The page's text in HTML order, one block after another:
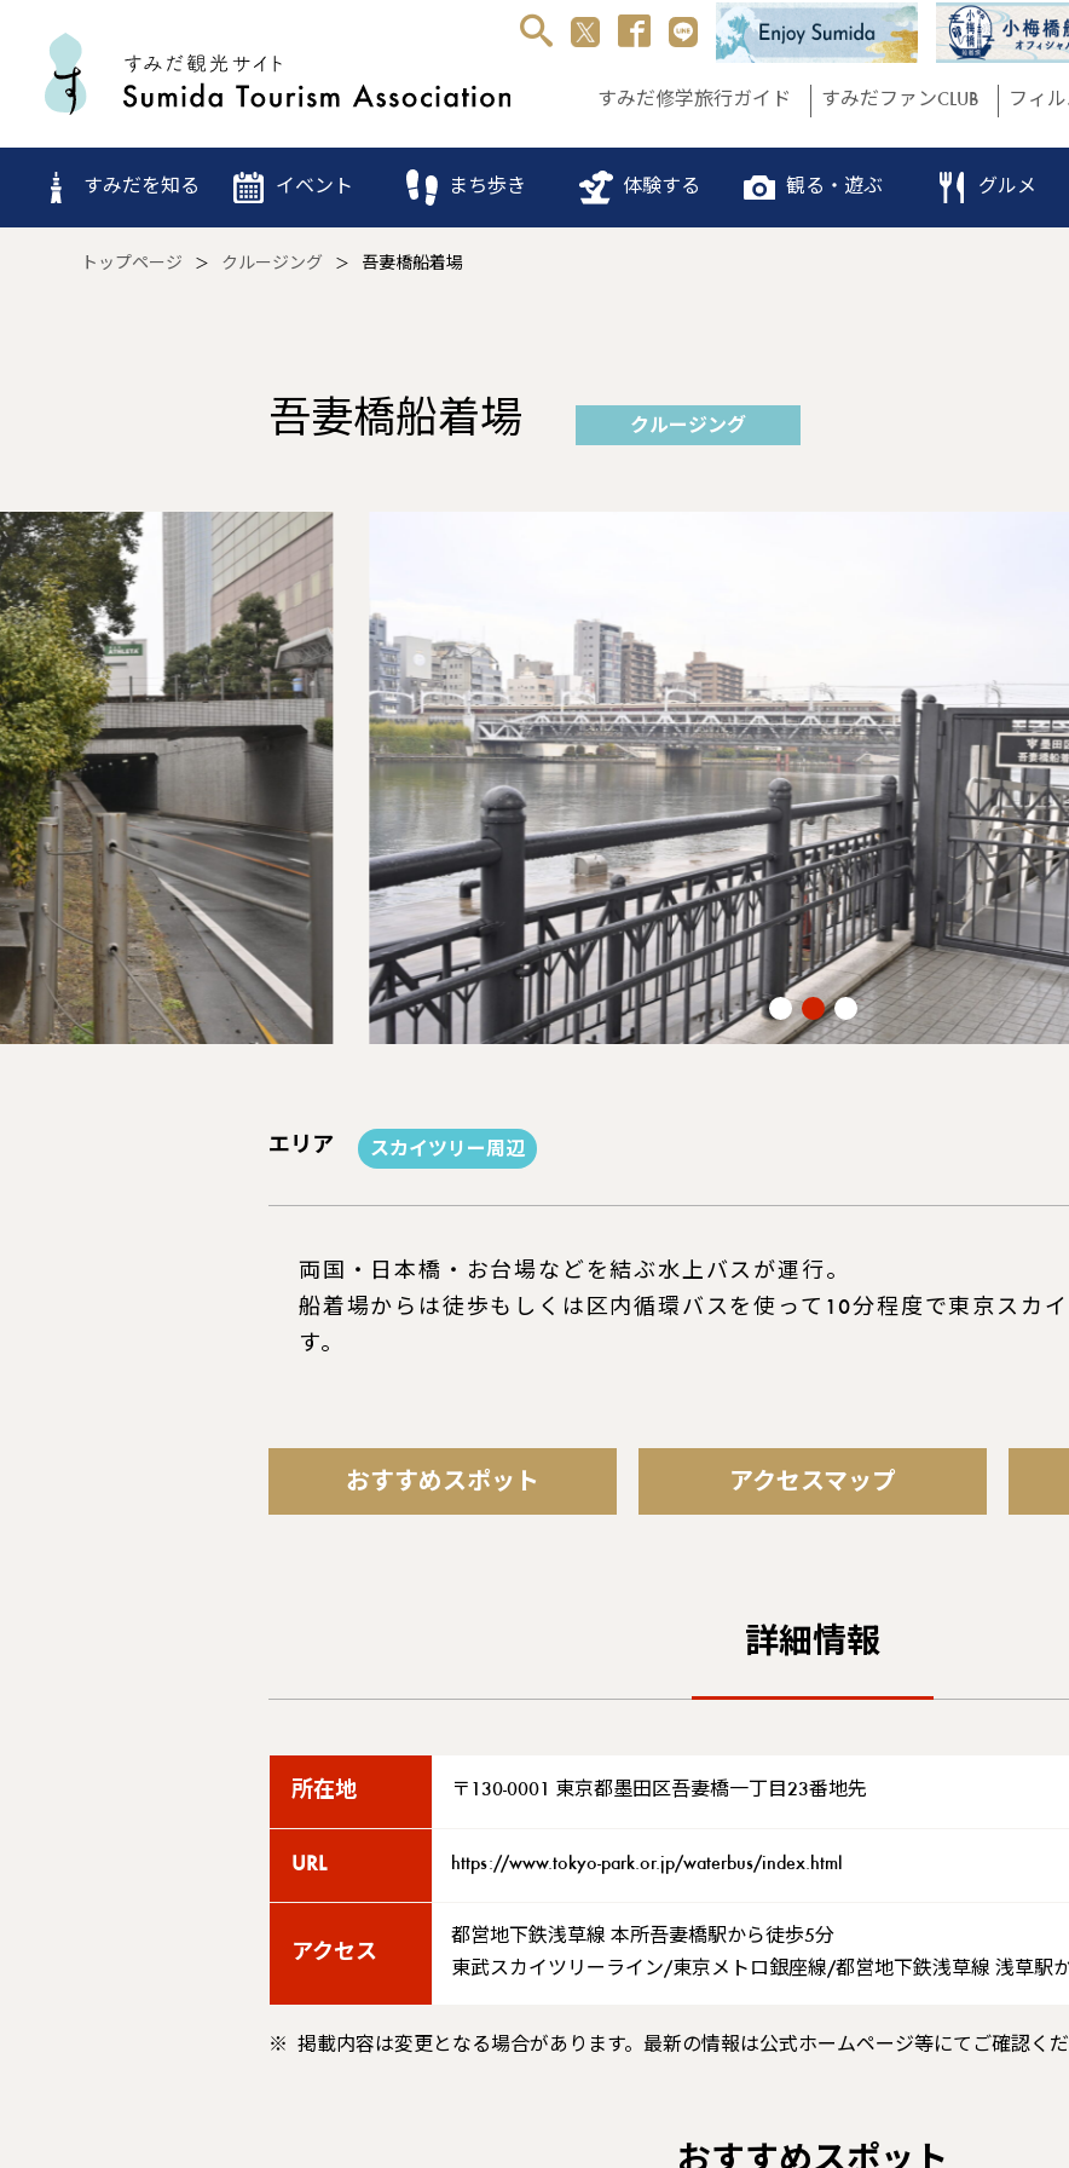
すみだ修学旅行ガイド すみだファンCLUB フィ
すみだを知る イベント まち歩き 体験する 観る・遊ぶ グルメ
トップページ クルージング 吾妻橋船着場
吾妻橋船着場 クルージング
エリア スカイツリー周辺
両国・日本橋・お台場などを結ぶ水上バスが運行。
船着場からは徒歩もしくは区内循環バスを使って10分程度で東京スカ
す。
おすすめスポット アクセスマップ
詳細情報
所在地 〒130-0001 東京都墨田区吾妻橋一丁目23番地先
URL https://www.tokyo-park.or.jp/waterbus/index.html
アクセス
都営地下鉄浅草線 本所吾妻橋駅から徒歩5分
東武スカイツリーライン/東京メトロ銀座線/都営地下鉄浅草線 浅草駅
掲載内容は変更となる場合があります。最新の情報は公式ホームページ等にてご確認くだ